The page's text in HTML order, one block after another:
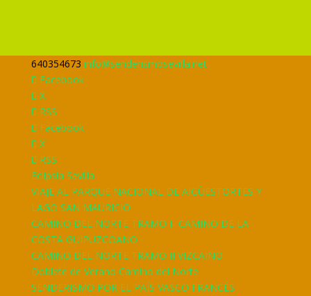
640354673 info@senderismosevilla.net
Facebook
X
RSS
Facebook
X
RSS
Eclipsia Sevilla
VIAJE AL PARQUE NACIONAL DE AIGÜESTORTES Y
LAGO SAN MAURICIO
CAMINO DEL NORTE TRAMO I- CAMINO DE LA
COSTA GUIPUZCOANO
CAMINO DEL NORTE TRAMO II VIZCAINO
Doblete de Verano Camino del Norte
SENDERISMO POR EL PAÍS VASCO FRANCÉS